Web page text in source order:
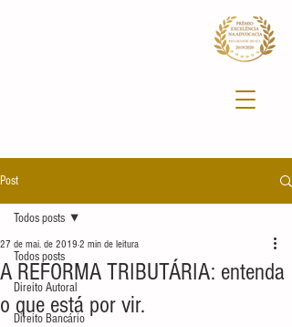
Post
Todos posts
Direito Autoral
Direito Bancário
Todos posts
A REFORMA TRIBUTÁRIA: entenda
o que está por vir.
27 de mai. de 2019 2 min de leitura